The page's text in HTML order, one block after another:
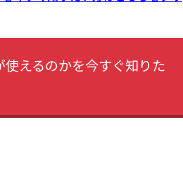
えるのかを今すぐ知りた